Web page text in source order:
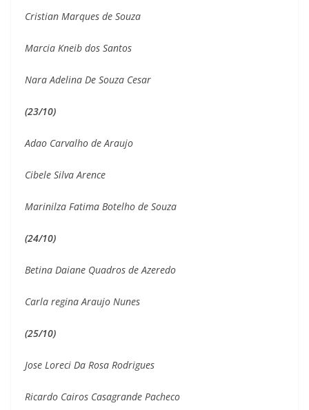
Cristian Marques de Souza
Marcia Kneib dos Santos
Nara Adelina De Souza Cesar
(23/10)
Adao Carvalho de Araujo
Cibele Silva Arence
Marinilza Fatima Botelho de Souza
(24/10)
Betina Daiane Quadros de Azeredo
Carla regina Araujo Nunes
(25/10)
Jose Loreci Da Rosa Rodrigues
Ricardo Cairos Casagrande Pacheco